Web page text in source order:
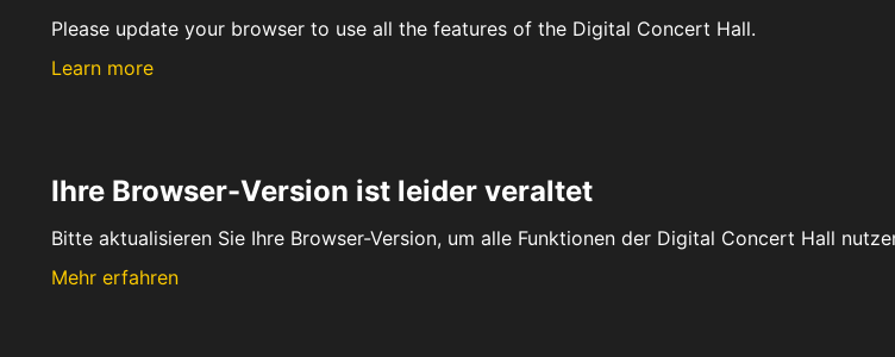
Please update your browser to use all the features of the Digital Concert Hall.
Learn more
Ihre Browser-Version ist leider veraltet
Bitte aktualisieren Sie Ihre Browser-Version, um alle Funktionen der Digital Concert Hall
Mehr erfahren